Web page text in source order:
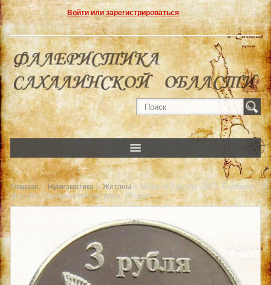
Войтиили зарегистрироваться
Главная » Нумизматика»Жетоны » Монета 3 рубля 2013. Fulmarus
glacialis / Курильские острова. Итуруп